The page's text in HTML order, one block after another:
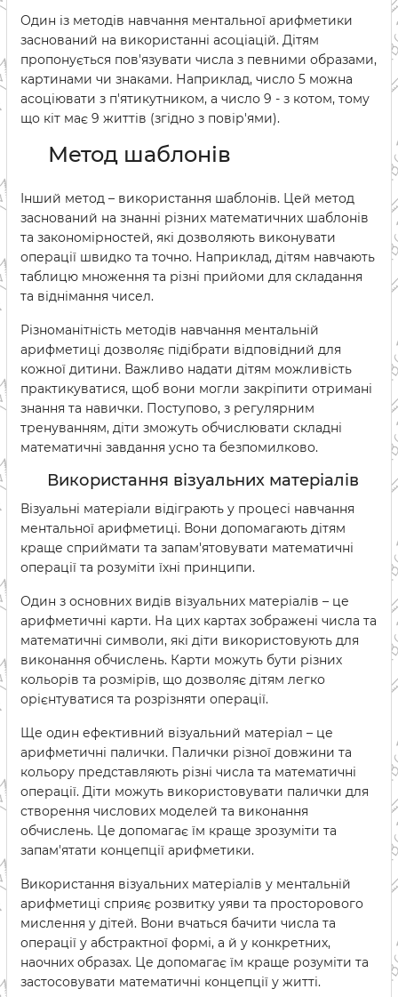
Один із методів навчання ментальної арифметики
заснований на використанні асоціацій. Дітям
пропонується пов'язувати числа з певними образами,
картинами чи знаками. Наприклад, число 5 можна
асоціювати з п'ятикутником, а число 9 - з котом, тому
що кіт має 9 життів (згідно з повір'ями).
Метод шаблонів
Інший метод – використання шаблонів. Цей метод
заснований на знанні різних математичних шаблонів
та закономірностей, які дозволяють виконувати
операції швидко та точно. Наприклад, дітям навчають
таблицю множення та різні прийоми для складання
та віднімання чисел.
Різноманітність методів навчання ментальній
арифметиці дозволяє підібрати відповідний для
кожної дитини. Важливо надати дітям можливість
практикуватися, щоб вони могли закріпити отримані
знання та навички. Поступово, з регулярним
тренуванням, діти зможуть обчислювати складні
математичні завдання усно та безпомилково.
Використання візуальних матеріалів
Візуальні матеріали відіграють у процесі навчання
ментальної арифметиці. Вони допомагають дітям
краще сприймати та запам'ятовувати математичні
операції та розуміти їхні принципи.
Один з основних видів візуальних матеріалів – це
арифметичні карти. На цих картах зображені числа та
математичні символи, які діти використовують для
виконання обчислень. Карти можуть бути різних
кольорів та розмірів, що дозволяє дітям легко
орієнтуватися та розрізняти операції.
Ще один ефективний візуальний матеріал – це
арифметичні палички. Палички різної довжини та
кольору представляють різні числа та математичні
операції. Діти можуть використовувати палички для
створення числових моделей та виконання
обчислень. Це допомагає їм краще зрозуміти та
запам'ятати концепції арифметики.
Використання візуальних матеріалів у ментальній
арифметиці сприяє розвитку уяви та просторового
мислення у дітей. Вони вчаться бачити числа та
операції у абстрактної формі, а й у конкретних,
наочних образах. Це допомагає їм краще розуміти та
застосовувати математичні концепції у житті.